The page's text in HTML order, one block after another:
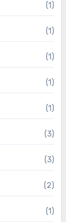
(1)
(1)
(1)
(1)
(1)
(3)
(3)
(2)
(1)